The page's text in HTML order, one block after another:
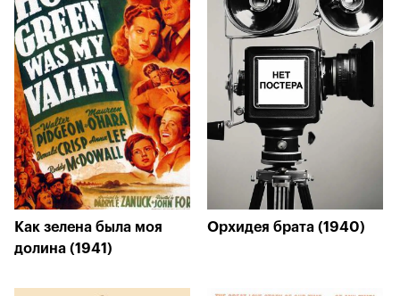
Как зелена была моя
долина (1941)
Орхидея брата (1940)